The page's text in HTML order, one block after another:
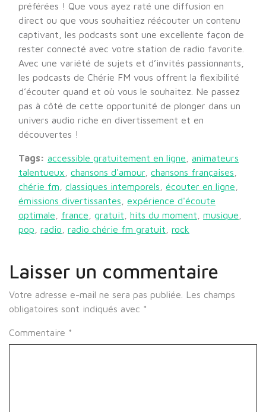
préférées ! Que vous ayez raté une diffusion en
direct ou que vous souhaitiez réécouter un contenu
captivant, les podcasts sont une excellente façon de
rester connecté avec votre station de radio favorite.
Avec une variété de sujets et d’invités passionnants,
les podcasts de Chérie FM vous offrent la flexibilité
d’écouter quand et où vous le souhaitez. Ne passez
pas à côté de cette opportunité de plonger dans un
univers audio riche en divertissement et en
découvertes !
Tags: accessible gratuitement en ligne
animateurs
talentueux
chansons d'amour chansons françaises
chérie fm
classiques intemporels écouter en ligne
émissions divertissantes
expérience d'écoute
optimale
france gratuit hits du moment musique
pop
radio radio chérie fm gratuit rock
Laisser un commentaire
Votre adresse e-mail ne sera pas publiée.
Les champs
obligatoires sont indiqués avec *
Commentaire *